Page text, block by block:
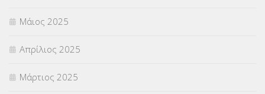
Μάιος 2025
Απρίλιος 2025
Μάρτιος 2025